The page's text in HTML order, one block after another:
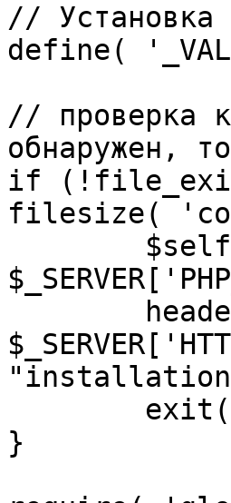
// Установка
define(
// проверка
обнаружен,
if
filesize(
}